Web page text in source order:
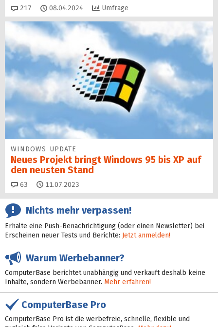
217 Kommentare
08.04.2024 Umfrage
WINDOWS UPDATE
Neues Projekt bringt Windows 95 bis XP auf
den neusten Stand
63 Kommentare
11.07.2023
Nichts mehr verpassen!
Erhalte eine Push-Benachrichtigung (oder einen Newsletter) bei
Erscheinen neuer Tests und Berichte: Jetzt anmelden!
Warum Werbebanner?
ComputerBase berichtet unabhängig und verkauft deshalb keine
Inhalte, sondern Werbebanner. Mehr erfahren!
ComputerBase Pro
ComputerBase Pro ist die werbefreie, schnelle, flexible und